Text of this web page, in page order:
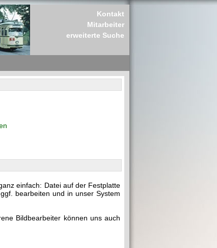
Kontakt
Mitarbeiter
erweiterte Suche
einfach: Datei auf der Festplatte
bearbeiten und in unser System
Bildbearbeiter können uns auch